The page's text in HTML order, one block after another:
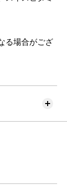
る場合がござ